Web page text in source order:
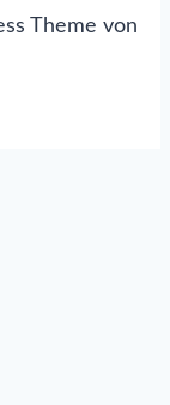
Theme von